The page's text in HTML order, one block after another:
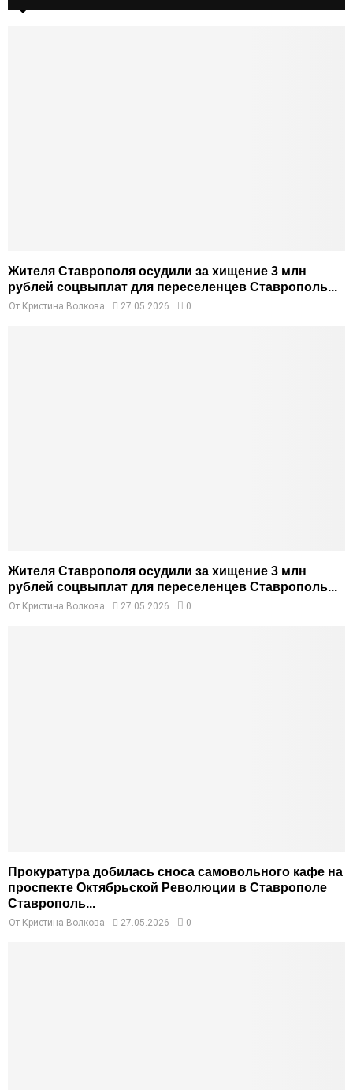
Жителя Ставрополя осудили за хищение 3 млн
рублей соцвыплат для переселенцев Ставрополь...
От Кристина Волкова 27.05.2026 0
Жителя Ставрополя осудили за хищение 3 млн
рублей соцвыплат для переселенцев Ставрополь...
От Кристина Волкова 27.05.2026 0
Прокуратура добилась сноса самовольного кафе на
проспекте Октябрьской Революции в Ставрополе
Ставрополь...
От Кристина Волкова 27.05.2026 0